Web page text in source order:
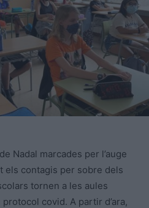
Nadal marcades per l’auge
els contagis per sobre dels
tornen a les aules
covid. A partir d’ara,